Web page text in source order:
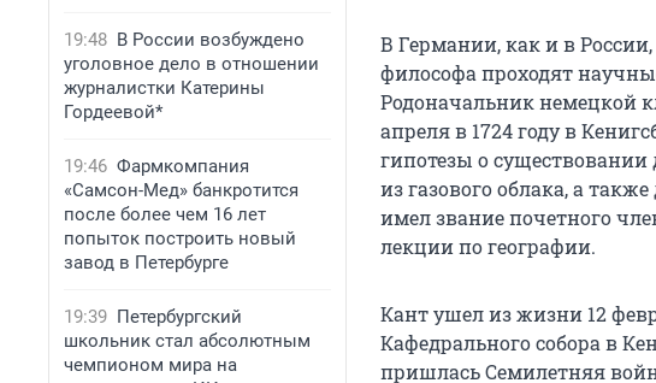
19:48 В России возбуждено
уголовное дело в отношении
журналистки Катерины
Гордеевой*
19:46 Фармкомпания
«Самсон-Мед» банкротится
после более чем 16 лет
попыток построить новый
завод в Петербурге
19:39 Петербургский
школьник стал абсолютным
чемпионом мира на
В Германии, как и в
философа проходят
Родоначальник немецкой
апреля в 1724 году в
гипотезы о
из газового облака, а
имел звание почетного
лекции по географии.
Кант ушел из жизни 12
Кафедрального собора в
пришлась Семилетняя